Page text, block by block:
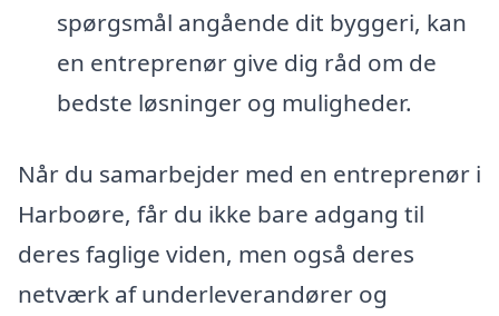
spørgsmål angående dit byggeri, kan
en entreprenør give dig råd om de
bedste løsninger og muligheder.
Når du samarbejder med en entreprenør i
Harboøre, får du ikke bare adgang til
deres faglige viden, men også deres
netværk af underleverandører og